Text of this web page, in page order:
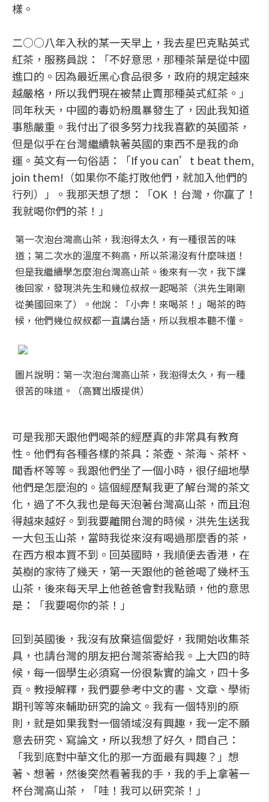
樣。
二○○八年入秋的某一天早上，我去星巴克點英式
紅茶，服務員說：「不好意思，那種茶葉是從中國
進口的。因為最近黑心食品很多，政府的規定越來
越嚴格，所以我們現在被禁止賣那種英式紅茶。」
同年秋天，中國的毒奶粉風暴發生了，因此我知道
事態嚴重。我付出了很多努力找我喜歡的英國茶，
但是似乎在台灣繼續執著英國的東西不是我的命
運。英文有一句俗語：「If you can’t beat them,
join them!（如果你不能打敗他們，就加入他們的
行列）」。我那天想了想：「OK ！台灣，你贏了！
我就喝你們的茶！」
第一次泡台灣高山茶，我泡得太久，有一種很苦的味
道；第二次水的溫度不夠高，所以茶湯沒有什麼味道！
但是我繼續學怎麼泡台灣高山茶。後來有一次，我下課
後回家，發現洪先生和幾位叔叔一起喝茶（洪先生剛剛
從美國回來了）。他說：「小奔！來喝茶！」喝茶的時
候，他們幾位叔叔都一直講台語，所以我根本聽不懂。
圖片說明：第一次泡台灣高山茶，我泡得太久，有一種
很苦的味道。（高寶出版提供）
可是我那天跟他們喝茶的經歷真的非常具有教育
性。他們有各種各樣的茶具：茶壺、茶海、茶杯、
聞香杯等等。我跟他們坐了一個小時，很仔細地學
他們是怎麼泡的。這個經歷幫我更了解台灣的茶文
化，過了不久我也是每天泡著台灣高山茶，而且泡
得越來越好。到我要離開台灣的時候，洪先生送我
一大包玉山茶，當時我從來沒有喝過那麼香的茶，
在西方根本買不到。回英國時，我順便去香港，在
英樹的家待了幾天，第一天跟他的爸爸喝了幾杯玉
山茶，後來每天早上他爸爸會對我點頭，他的意思
是：「我要喝你的茶！」
回到英國後，我沒有放棄這個愛好，我開始收集茶
具，也請台灣的朋友把台灣茶寄給我。上大四的時
候，每一個學生必須寫一份很紮實的論文，四十多
頁。教授解釋，我們要參考中文的書、文章、學術
期刊等等來輔助研究的論文。我有一個特別的原
則，就是如果我對一個領域沒有興趣，我一定不願
意去研究、寫論文，所以我想了好久，問自己：
「我到底對中華文化的那一方面最有興趣？」想
著、想著，然後突然看著我的手，我的手上拿著一
杯台灣高山茶，「哇！我可以研究茶！」